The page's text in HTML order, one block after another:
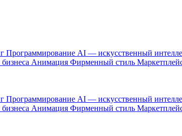
Программирование AI — искусственный
Анимация Фирменный стиль
Программирование AI — искусственный
Анимация Фирменный стиль